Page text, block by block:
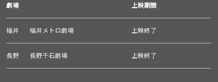
劇場 上映期間
福井 福井メトロ劇場 上映終了
長野 長野千石劇場 上映終了